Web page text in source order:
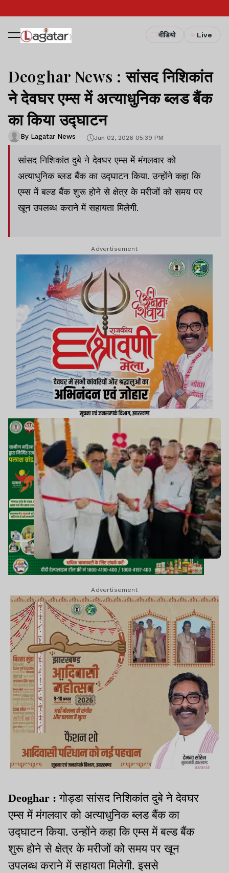
वीडियो Live
Deoghar News : सांसद निशिकांत
ने देवघर एम्स में अत्याधुनिक ब्लड बैंक
का किया उद्घाटन
By Lagatar News Jun 02, 2026 05:39 PM
सांसद निशिकांत दुबे ने देवघर एम्स में मंगलवार को
अत्याधुनिक ब्लड बैंक का उद्घाटन किया. उन्होंने कहा कि
एम्स में बल्ड बैंक शुरू होने से क्षेत्र के मरीजों को समय पर
खून उपलब्ध कराने में सहायता मिलेगी.
Advertisement
Advertisement
Deoghar : गोड्डा सांसद निशिकांत दुबे ने देवघर
एम्स में मंगलवार को अत्याधुनिक ब्लड बैंक का
उद्घाटन किया. उन्होंने कहा कि एम्स में बल्ड बैंक
शुरू होने से क्षेत्र के मरीजों को समय पर खून
उपलब्ध कराने में सहायता मिलेगी. इससे